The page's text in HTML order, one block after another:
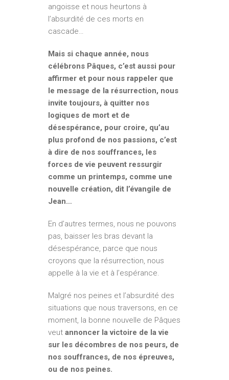
angoisse et nous heurtons à
l’absurdité de ces morts en
cascade…
Mais si chaque année, nous
célébrons Pâques, c’est aussi pour
affirmer et pour nous rappeler que
le message de la résurrection, nous
invite toujours, à quitter nos
logiques de mort et de
désespérance, pour croire, qu’au
plus profond de nos passions, c’est
à dire de nos souffrances, les
forces de vie peuvent ressurgir
comme un printemps, comme une
nouvelle création, dit l’évangile de
Jean…
En d’autres termes, nous ne pouvons
pas, baisser les bras devant la
désespérance, parce que nous
croyons que la résurrection, nous
appelle à la vie et à l’espérance.
Malgré nos peines et l’absurdité des
situations que nous traversons, en ce
moment, la bonne nouvelle de Pâques
veut annoncer la victoire de la vie
sur les décombres de nos peurs, de
nos souffrances, de nos épreuves,
ou de nos peines.